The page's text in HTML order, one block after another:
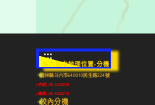
:::
斗六高中地理位置-分機
雲林縣斗六市640010民生路224號
(市話) 05-5322039
(傳真) 05-5348213
校內分機